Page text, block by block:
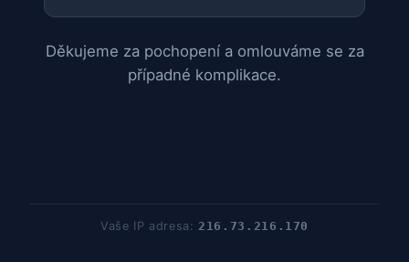
Děkujeme za pochopení a omlouváme se za
případné komplikace.
Vaše IP adresa:216.73.216.170